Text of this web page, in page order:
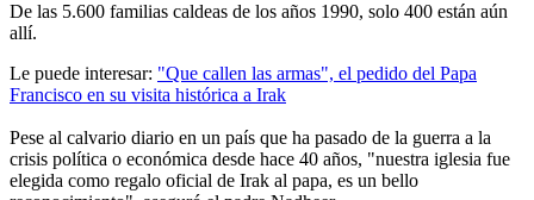
De las 5.600 familias caldeas de los años 1990, solo 400 están aún
allí.
Le puede interesar: "Que callen las armas", el pedido del Papa
Francisco en su visita histórica a Irak
Pese al calvario diario en un país que ha pasado de la guerra a la
crisis política o económica desde hace 40 años, "nuestra iglesia fue
elegida como regalo oficial de Irak al papa, es un bello